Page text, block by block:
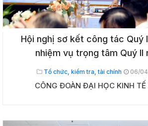
Hội nghị sơ kết công tác Quý
nhiệm vụ trọng tâm Quý II
Tổ chức, kiểm tra, tài chính 06/
CÔNG ĐOÀN ĐẠI HỌC KINH TẾ